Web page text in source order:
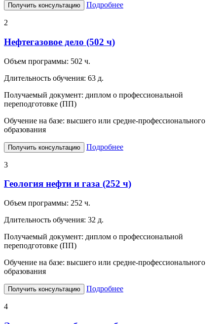
Получить консультацию Подробнее
2
Нефтегазовое дело (502 ч)
Объем программы: 502 ч.
Длительность обучения: 63 д.
Получаемый документ: диплом о профессиональной
переподготовке (ПП)
Обучение на базе: высшего или средне-профессионального
образования
Получить консультацию Подробнее
3
Геология нефти и газа (252 ч)
Объем программы: 252 ч.
Длительность обучения: 32 д.
Получаемый документ: диплом о профессиональной
переподготовке (ПП)
Обучение на базе: высшего или средне-профессионального
образования
Получить консультацию Подробнее
4